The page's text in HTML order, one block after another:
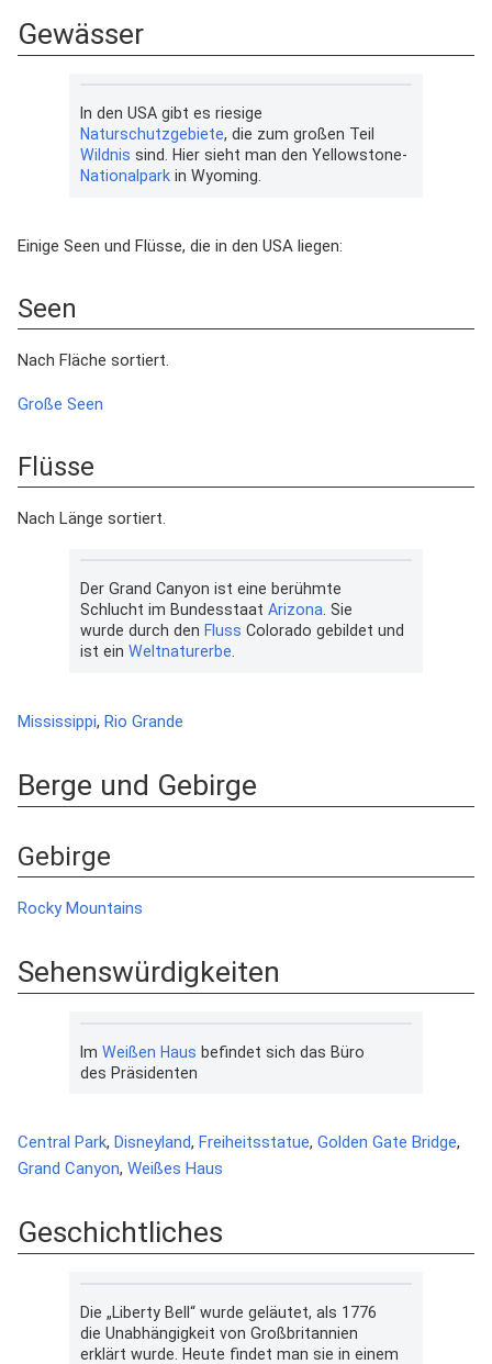
Gewässer
In den USA gibt es riesige
Naturschutzgebiete, die zum großen Teil
Wildnis sind. Hier sieht man den Yellowstone-
Nationalparkin Wyoming.
Einige Seen und Flüsse, die in den USA liegen:
Seen
Nach Fläche sortiert.
Große Seen
Flüsse
Nach Länge sortiert.
Der Grand Canyon ist eine berühmte
Schlucht im Bundesstaat Arizona. Sie
wurde durch den Fluss Colorado gebildet und
ist ein Weltnaturerbe.
Mississippi, Rio Grande
Berge und Gebirge
Gebirge
Rocky Mountains
Sehenswürdigkeiten
Im Weißen Haus befindet sich das Büro
des Präsidenten
Central Park, Disneyland, Freiheitsstatue, Golden Gate Bridge,
Grand Canyon, Weißes Haus
Geschichtliches
Die „Liberty Bell“ wurde geläutet, als 1776
die Unabhängigkeit von Großbritannien
erklärt wurde. Heute findet man sie in einem